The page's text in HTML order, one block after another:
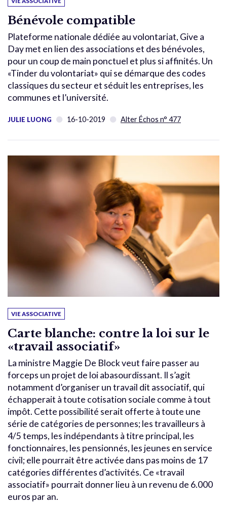
Bénévole compatible
Plateforme nationale dédiée au volontariat, Give a
Day met en lien des associations et des bénévoles,
pour un coup de main ponctuel et plus si affinités. Un
«Tinder du volontariat» qui se démarque des codes
classiques du secteur et séduit les entreprises, les
communes et l’université.
JULIE LUONG 16-10-2019 Alter Échos n° 477
VIE ASSOCIATIVE
Carte blanche: contre la loi sur le
«travail associatif»
La ministre Maggie De Block veut faire passer au
forceps un projet de loi abasourdissant. Il s’agit
notamment d’organiser un travail dit associatif, qui
échapperait à toute cotisation sociale comme à tout
impôt. Cette possibilité serait offerte à toute une
série de catégories de personnes; les travailleurs à
4/5 temps, les indépendants à titre principal, les
fonctionnaires, les pensionnés, les jeunes en service
civil; elle pourrait être activée dans pas moins de 17
catégories différentes d’activités. Ce «travail
associatif» pourrait donner lieu à un revenu de 6.000
euros par an.